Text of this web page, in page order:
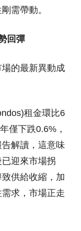
需帶動。
回彈
的最新異動成
租金環比6
僅下跌0.6%，
解讀，這意味
迎來市場拐
供給收縮，加
需求，市場正走